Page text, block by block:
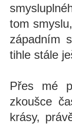
tom
západním
tihle stále
Přes mé
zkoušce
krásy,